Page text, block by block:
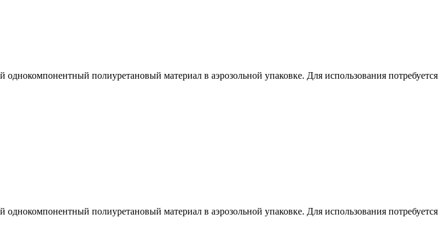
полиуретановый материал в аэрозольной упаковке. Для использования потребуется
полиуретановый материал в аэрозольной упаковке. Для использования потребуется